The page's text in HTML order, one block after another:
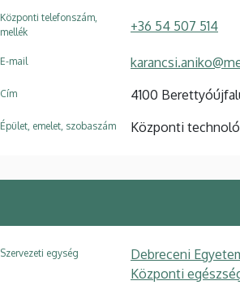
Központi telefonszám,
mellék
+36 54 507 514
E-mail
Cím 4100
Épület, emelet, szobaszám Központi
Szervezeti egység
Debreceni
Központi